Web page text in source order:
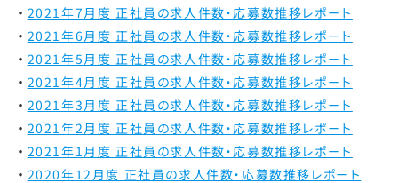
2021年7月度 正社員の求人件数・応募数推移レポート
2021年6月度 正社員の求人件数・応募数推移レポート
2021年5月度 正社員の求人件数・応募数推移レポート
2021年4月度 正社員の求人件数・応募数推移レポート
2021年3月度 正社員の求人件数・応募数推移レポート
2021年2月度 正社員の求人件数・応募数推移レポート
2021年1月度 正社員の求人件数・応募数推移レポート
2020年12月度 正社員の求人件数・応募数推移レポート